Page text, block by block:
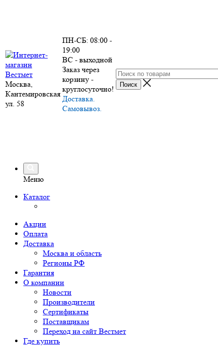
Москва,
Кантемировская
ул. 58
ПН-СБ: 08:00 -
19:00
ВС - выходной
Заказ через
корзину -
круглосуточно!
Доставка.
Самовывоз.
Меню
Каталог
Акции
Оплата
Доставка
Москва и область
Регионы РФ
Гарантия
О компании
Новости
Производители
Сертификаты
Поставщикам
Переход на сайт Вестмет
Где купить